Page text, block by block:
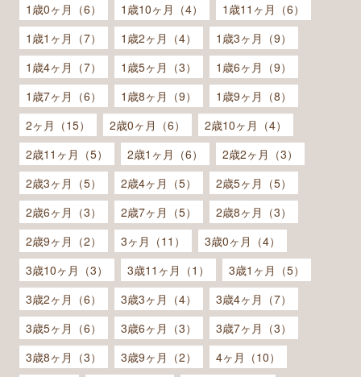
1歳0ヶ月（6）
1歳10ヶ月（4）
1歳11ヶ月（6）
1歳1ヶ月（7）
1歳2ヶ月（4）
1歳3ヶ月（9）
1歳4ヶ月（7）
1歳5ヶ月（3）
1歳6ヶ月（9）
1歳7ヶ月（6）
1歳8ヶ月（9）
1歳9ヶ月（8）
2ヶ月（15）
2歳0ヶ月（6）
2歳10ヶ月（4）
2歳11ヶ月（5）
2歳1ヶ月（6）
2歳2ヶ月（3）
2歳3ヶ月（5）
2歳4ヶ月（5）
2歳5ヶ月（5）
2歳6ヶ月（3）
2歳7ヶ月（5）
2歳8ヶ月（3）
2歳9ヶ月（2）
3ヶ月（11）
3歳0ヶ月（4）
3歳10ヶ月（3）
3歳11ヶ月（1）
3歳1ヶ月（5）
3歳2ヶ月（6）
3歳3ヶ月（4）
3歳4ヶ月（7）
3歳5ヶ月（6）
3歳6ヶ月（3）
3歳7ヶ月（3）
3歳8ヶ月（3）
3歳9ヶ月（2）
4ヶ月（10）